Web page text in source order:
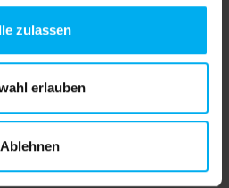
zulassen
erlauben
Ablehnen